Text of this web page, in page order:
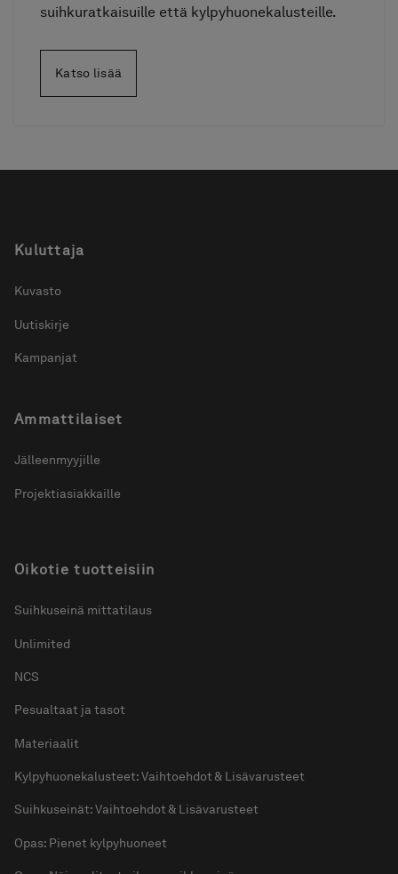
suihkuratkaisuille että kylpyhuonekalusteille.
Katso lisää
Kuluttaja
Kuvasto
Uutiskirje
Kampanjat
Ammattilaiset
Jälleenmyyjille
Projektiasiakkaille
Oikotie tuotteisiin
Suihkuseinä mittatilaus
Unlimited
NCS
Pesualtaat ja tasot
Materiaalit
Kylpyhuonekalusteet: Vaihtoehdot & Lisävarusteet
Suihkuseinät: Vaihtoehdot & Lisävarusteet
Opas: Pienet kylpyhuoneet